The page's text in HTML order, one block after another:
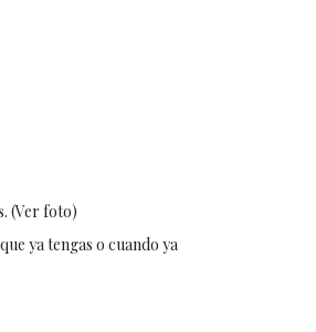
(Ver foto)
ya tengas o cuando ya